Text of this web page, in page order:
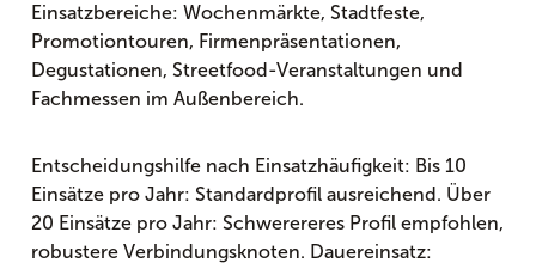
Einsatzbereiche: Wochenmärkte, Stadtfeste,
Promotiontouren, Firmenpräsentationen,
Degustationen, Streetfood-Veranstaltungen und
Fachmessen im Außenbereich.
Entscheidungshilfe nach Einsatzhäufigkeit: Bis 10
Einsätze pro Jahr: Standardprofil ausreichend. Über
20 Einsätze pro Jahr: Schwerereres Profil empfohlen,
robustere Verbindungsknoten. Dauereinsatz: